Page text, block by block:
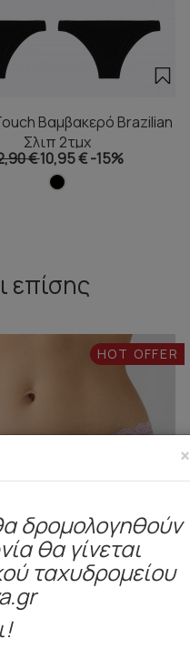
Βαμβακερό Brazilian
Σλιπ 2τμχ
€10,95 €-15%
επίσης
HOT OFFER
×
δρομολογηθούν
θα γίνεται
ταχυδρομείου